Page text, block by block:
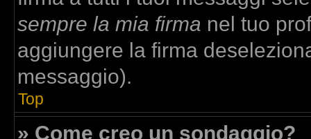
sempre la mia firma nel tuo
aggiungere la firma
messaggio).
Top
» Come creo un sondaggio?